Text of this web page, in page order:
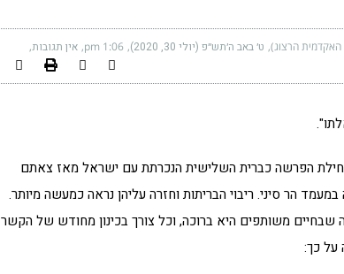
הרצוג) ט׳ באב ה׳תש״פ (יולי 30, 2020) 1:06 pm אין תגובות
הפרשה כברית השלישית הנכרתת עם ישראל מאז צאתם
הר סיני. ריבוי הבריתות וחזרה עליהן נראה כמעשה מיותר.
שבחיים משותפים היא ברוכה, וכל צורך בכינון מחודש של הקשר
על כך: